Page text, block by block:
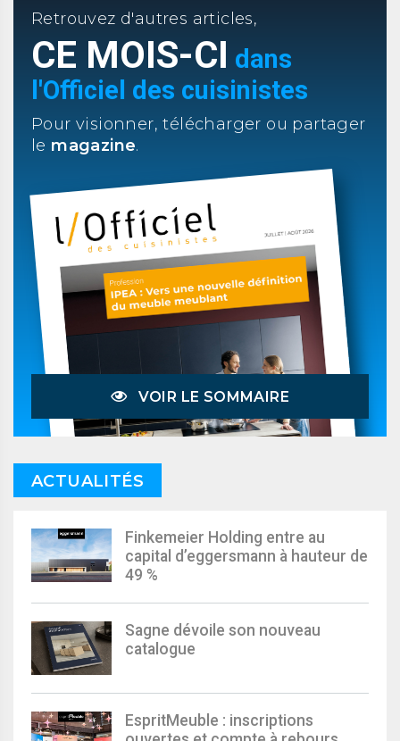
Retrouvez d'autres articles,
CE MOIS-CI dans
l'Officiel des cuisinistes
Pour visionner, télécharger ou partager
le magazine.
VOIR LE SOMMAIRE
ACTUALITÉS
Finkemeier Holding entre au
capital d’eggersmann à hauteur de
49 %
Sagne dévoile son nouveau
catalogue
EspritMeuble : inscriptions